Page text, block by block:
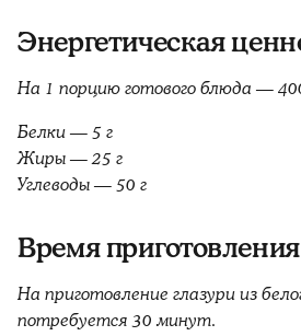
Энергетическая
На 1 порцию готового блюда —
Белки — 5 г
Жиры — 25 г
Углеводы — 50 г
Время приготовления
На приготовление глазури из
потребуется 30 минут.